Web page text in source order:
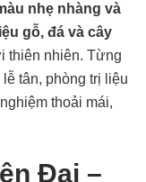
nhẹ nhàng và
gỗ, đá và cây
thiên nhiên. Từng
tân, phòng trị liệu
thoải mái,
Đại –